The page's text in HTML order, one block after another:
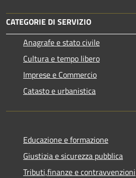
CATEGORIE DI SERVIZIO
Anagrafe e stato civile
Cultura e tempo libero
Imprese e Commercio
Catasto e urbanistica
Educazione e formazione
Giustizia e sicurezza pubblica
Tributi,finanze e contravvenzioni